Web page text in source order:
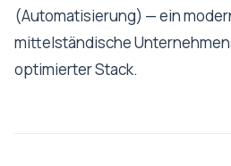
(Automatisierung) — ein
mittelständische
optimierter Stack.